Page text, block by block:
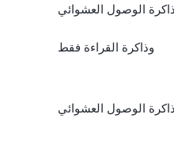
ذاكرة الوصول العشوائي
وذاكرة القراءة فقط
الوصول العشوائي